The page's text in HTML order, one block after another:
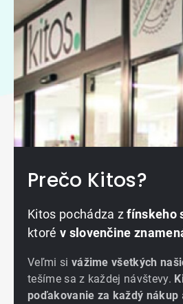
Prečo Kitos?
Kitos pochádza zfínskeho
ktoré v slovenčine
Veľmi si vážime všetkých
tešíme sa z každej návštevy.
poďakovanie za každý nákup